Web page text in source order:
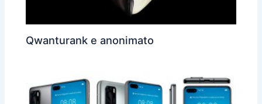
Qwanturank e anonimato